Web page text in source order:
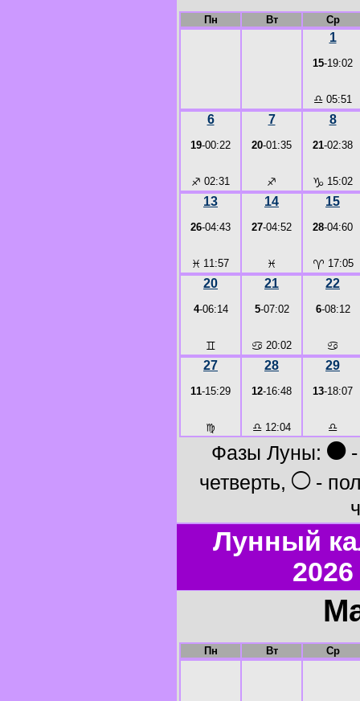
Пн Вт Ср
1
15-19:02
♎ 05:51
6
19-00:22
♐ 02:31
7
20-01:35
♐
8
21-02:38
♑ 15:02
13
26-04:43
♓ 11:57
14
27-04:52
♓
15
28-04:60
♈ 17:05
20
4-06:14
♊
21
5-07:02
♋ 20:02
22
6-08:12
♋
27
11-15:29
♍
28
12-16:48
♎ 12:04
29
13-18:07
♎
Фазы Луны: ●-
четверть, ○-
Лунный
Пн Вт Ср